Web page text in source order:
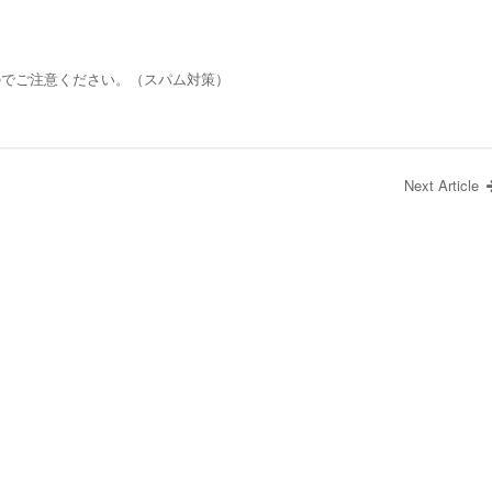
ご注意ください。（スパム対策）
Next Article